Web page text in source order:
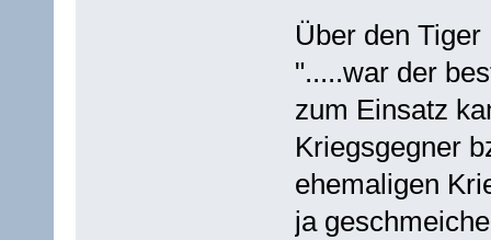
Über den
".....war der
zum Einsatz
Kriegsgegner
ehemaligen
ja